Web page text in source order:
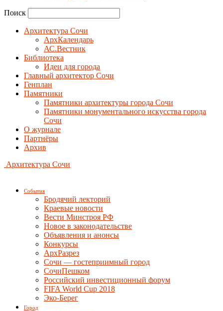
Поиск
Архитектура Сочи
АрхКалендарь
АС.Вестник
Библиотека
Идеи для города
Главный архитектор Сочи
Генплан
Памятники
Памятники архитектуры города Сочи
Памятники монументального искусства города
Сочи
О журнале
Партнёры
Архив
Архитектура Сочи
События
Бродячий лекторий
Краевые новости
Вести Минстроя РФ
Новое в законодательстве
Объявления и анонсы
Конкурсы
АрхРазрез
Сочи — гостеприимный город
СочиПешком
Российский инвестиционный форум
FIFA World Cup 2018
Эко-Берег
Город